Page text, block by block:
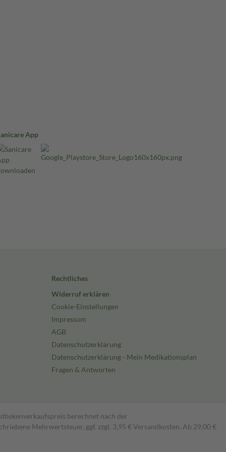
App
Rechtliches
Widerruf erklären
Cookie-Einstellungen
Impressum
AGB
Datenschutzerklärung
Datenschutzerklärung - Mein Medikationsplan
Fragen & Antworten
berechnet nach der
Mehrwertsteuer, ggf. zzgl. 3,95 € Versandkosten. Ab 29,00 €